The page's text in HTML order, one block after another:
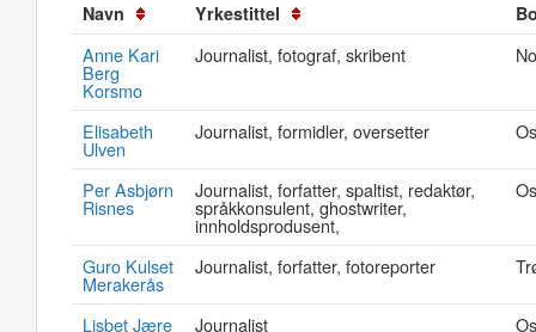
Navn Yrkestittel
Anne Kari
Berg
Korsmo
Journalist, fotograf, skribent
Elisabeth
Ulven
Journalist, formidler, oversetter
Per Asbjørn
Risnes
Journalist, forfatter, spaltist, redaktør,
språkkonsulent, ghostwriter,
innholdsprodusent,
Guro Kulset
Merakerås
Journalist, forfatter, fotoreporter
Lisbet Jære Journalist